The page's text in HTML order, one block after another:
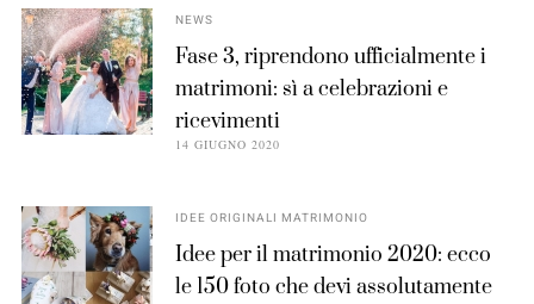
NEWS
Fase 3, riprendono ufficialmente i
matrimoni: sì a celebrazioni e
ricevimenti
14 GIUGNO 2020
IDEE ORIGINALI MATRIMONIO
Idee per il matrimonio 2020: ecco
le 150 foto che devi assolutamente